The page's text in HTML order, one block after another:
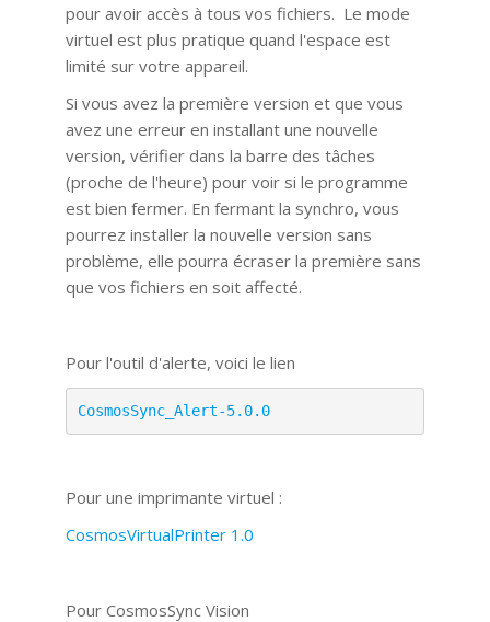
pour avoir accès à tous vos fichiers. Le mode
virtuel est plus pratique quand l'espace est
limité sur votre appareil.
Si vous avez la première version et que vous
avez une erreur en installant une nouvelle
version, vérifier dans la barre des tâches
(proche de l'heure) pour voir si le programme
est bien fermer. En fermant la synchro, vous
pourrez installer la nouvelle version sans
problème, elle pourra écraser la première sans
que vos fichiers en soit affecté.
Pour l'outil d'alerte, voici le lien
CosmosSync_Alert-5.0.0
Pour une imprimante virtuel :
CosmosVirtualPrinter 1.0
Pour CosmosSync Vision